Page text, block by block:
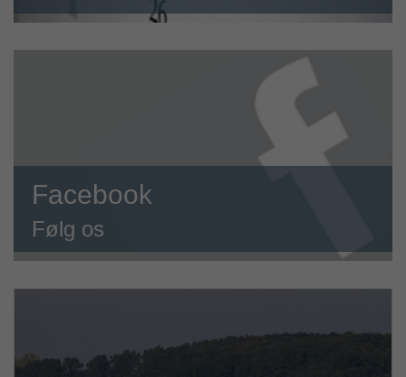
Facebook
Følg os